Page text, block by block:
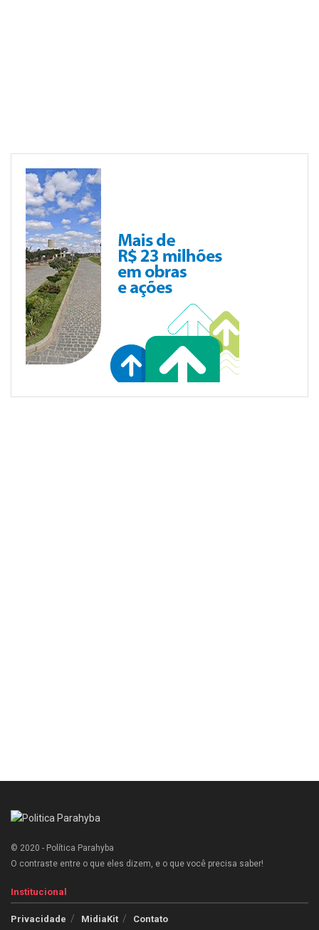
© 2020 - Política Parahyba
O contraste entre o que eles dizem, e o que você precisa saber!
Institucional
Privacidade MidiaKit Contato